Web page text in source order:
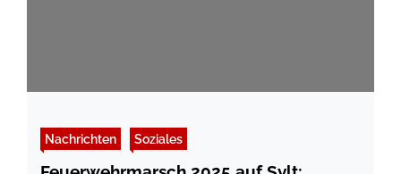
Nachrichten Soziales